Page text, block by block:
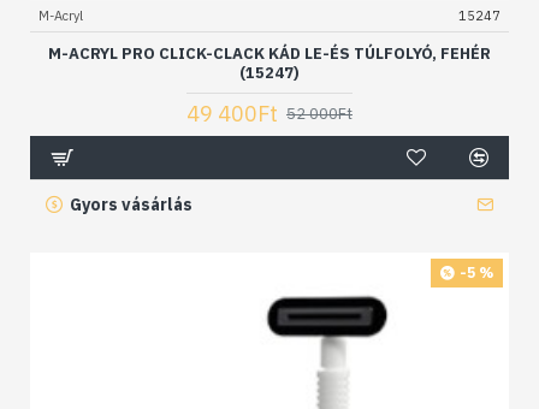
M-Acryl 15247
M-ACRYL PRO CLICK-CLACK KÁD LE-ÉS TÚLFOLYÓ, FEHÉR
(15247)
49 400Ft 52 000Ft
Gyors vásárlás
-5 %